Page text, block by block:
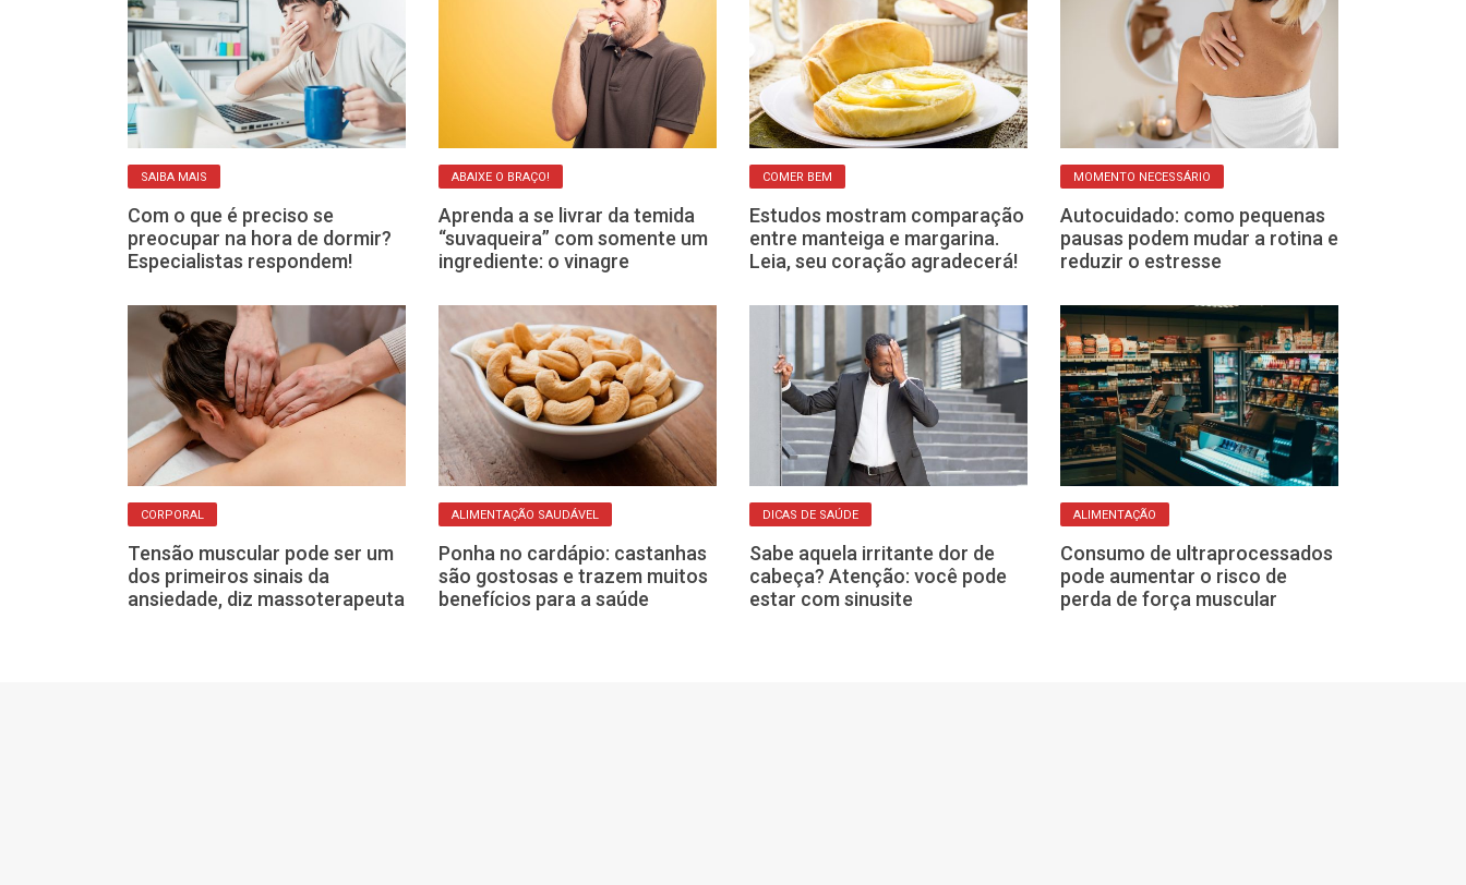
SAIBA MAIS
Com o que é preciso se
preocupar na hora de dormir?
Especialistas respondem!
ABAIXE O BRAÇO!
Aprenda a se livrar da temida
“suvaqueira” com somente um
ingrediente: o vinagre
COMER BEM
Estudos mostram comparação
entre manteiga e margarina.
Leia, seu coração agradecerá!
MOMENTO NECESSÁRIO
Autocuidado: como pequenas
pausas podem mudar a rotina e
reduzir o estresse
CORPORAL
Tensão muscular pode ser um
dos primeiros sinais da
ansiedade, diz massoterapeuta
ALIMENTAÇÃO SAUDÁVEL
Ponha no cardápio: castanhas
são gostosas e trazem muitos
benefícios para a saúde
DICAS DE SAÚDE
Sabe aquela irritante dor de
cabeça? Atenção: você pode
estar com sinusite
ALIMENTAÇÃO
Consumo de ultraprocessados
pode aumentar o risco de
perda de força muscular